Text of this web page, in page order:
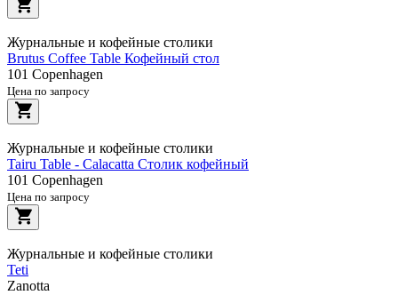
Журнальные и кофейные столики
Brutus Coffee Table Кофейный стол
101 Copenhagen
Цена по запросу
Журнальные и кофейные столики
Tairu Table - Calacatta Столик кофейный
101 Copenhagen
Цена по запросу
Журнальные и кофейные столики
Teti
Zanotta